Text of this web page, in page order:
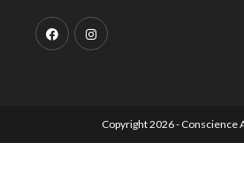
Copyright 2026 - Conscience